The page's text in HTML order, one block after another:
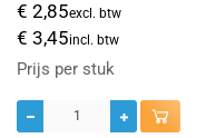
€ 2,85excl. btw
€ 3,45incl. btw
Prijs per stuk